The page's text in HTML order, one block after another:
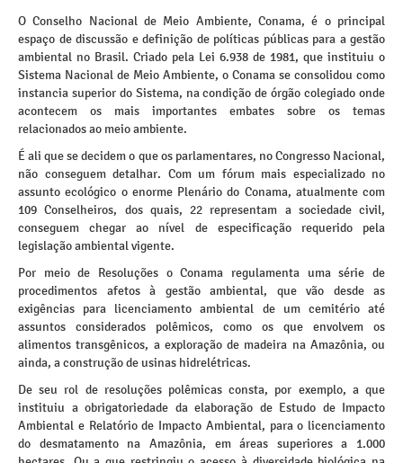
O Conselho Nacional de Meio Ambiente, Conama, é o principal
espaço de discussão e definição de políticas públicas para a gestão
ambiental no Brasil. Criado pela Lei 6.938 de 1981, que instituiu o
Sistema Nacional de Meio Ambiente, o Conama se consolidou como
instancia superior do Sistema, na condição de órgão colegiado onde
acontecem os mais importantes embates sobre os temas
relacionados ao meio ambiente.
É ali que se decidem o que os parlamentares, no Congresso Nacional,
não conseguem detalhar. Com um fórum mais especializado no
assunto ecológico o enorme Plenário do Conama, atualmente com
109 Conselheiros, dos quais, 22 representam a sociedade civil,
conseguem chegar ao nível de especificação requerido pela
legislação ambiental vigente.
Por meio de Resoluções o Conama regulamenta uma série de
procedimentos afetos à gestão ambiental, que vão desde as
exigências para licenciamento ambiental de um cemitério até
assuntos considerados polêmicos, como os que envolvem os
alimentos transgênicos, a exploração de madeira na Amazônia, ou
ainda, a construção de usinas hidrelétricas.
De seu rol de resoluções polêmicas consta, por exemplo, a que
instituiu a obrigatoriedade da elaboração de Estudo de Impacto
Ambiental e Relatório de Impacto Ambiental, para o licenciamento
do desmatamento na Amazônia, em áreas superiores a 1.000